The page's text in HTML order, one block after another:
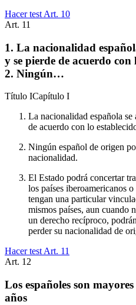
Hacer test Art. 10
Art. 11
1. La nacionalidad
y se pierde de acuerdo
2. Ningún…
Título ICapítulo I
La nacionalidad española se
de acuerdo con lo
Ningún español de origen
nacionalidad.
El Estado podrá concertar
los países iberoamericanos
tengan una particular
mismos países, aun cuando
un derecho recíproco,
perder su nacionalidad de
Hacer test Art. 11
Art. 12
Los españoles son
años